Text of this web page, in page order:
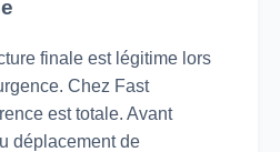
finale est légitime lors
Chez Fast
est totale. Avant
déplacement de